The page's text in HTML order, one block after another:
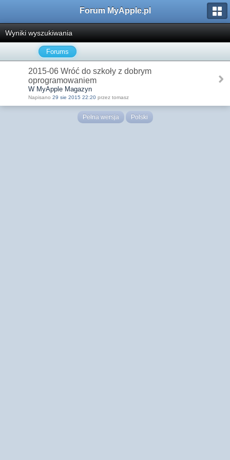
Forum MyApple.pl
Wyniki wyszukiwania
Forums
2015-06 Wróć do szkoły z dobrym
oprogramowaniem
W MyApple Magazyn
Napisano 29 sie 2015 22:20 przez tomasz
Pełna wersja Polski